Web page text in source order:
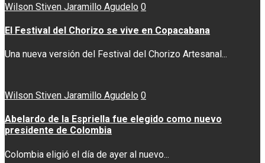
Wilson Stiven Jaramillo Agudelo 0
El Festival del Chorizo se vive en Copacabana
Una nueva versión del Festival del Chorizo Artesanal...
Wilson Stiven Jaramillo Agudelo 0
Abelardo de la Espriella fue elegido como nuevo
presidente de Colombia
Colombia eligió el día de ayer al nuevo...